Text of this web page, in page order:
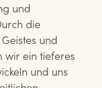
und
die
und
wir ein tieferes
und uns